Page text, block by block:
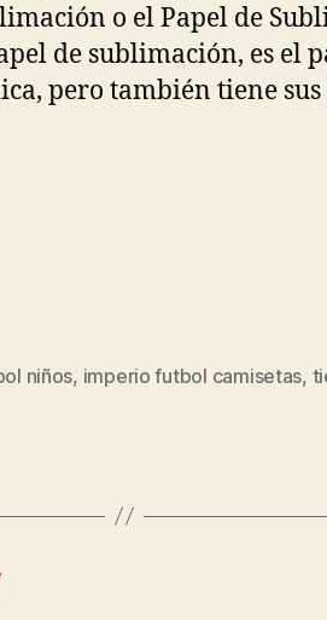
o el Papel de
de sublimación, es el
pero también tiene
niños, imperio futbol camisetas,